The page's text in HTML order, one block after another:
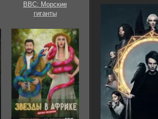
BBC: Морские
гиганты